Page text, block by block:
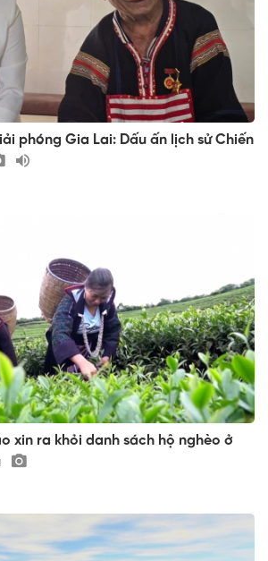
phóng Gia Lai: Dấu ấn lịch sử Chiến
xin ra khỏi danh sách hộ nghèo ở